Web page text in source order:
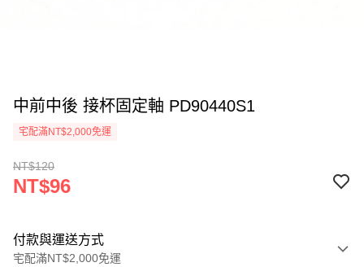
中前中後 接杯固定軸 PD90440S1
宅配滿NT$2,000免運
NT$120
NT$96
付款與運送方式
宅配滿NT$2,000免運